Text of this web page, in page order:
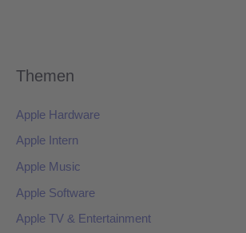
Themen
Apple Hardware
Apple Intern
Apple Music
Apple Software
Apple TV & Entertainment